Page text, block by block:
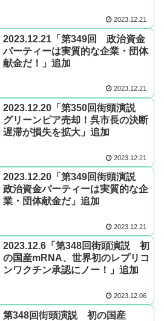
2023.12.21
2023.12.21「第349回 政治資金
パーティーは実質的な企業・団体
献金だ！」追加
2023.12.21
2023.12.20「第350回街頭演説
グリーンピア売却！呉市長の決断
遅滞が損失を拡大」追加
2023.12.21
2023.12.20「第349回街頭演説
政治資金パーティーは実質的な企
業・団体献金だ」追加
2023.12.21
2023.12.6「第348回街頭演説 初
の国産mRNA、世界初のレプリコ
ンワクチン承認にノー！」追加
2023.12.06
第348回街頭演説 初の国産